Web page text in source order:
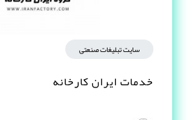
سایت تبلیغات صنعتی
خدمات ایران کارخانه